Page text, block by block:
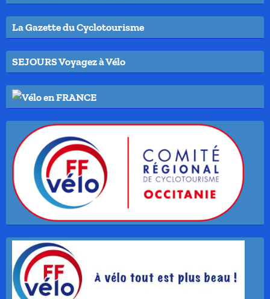
La Gazette du Cyclotourisme
SEJOURS Voyagez à Vélo